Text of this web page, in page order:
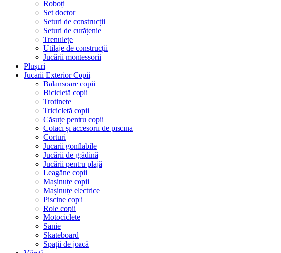
Roboți
Set doctor
Seturi de construcții
Seturi de curățenie
Trenulețe
Utilaje de construcții
Jucării montessorii
Plușuri
Jucarii Exterior Copii
Balansoare copii
Bicicletă copii
Trotinete
Tricicletă copii
Căsuțe pentru copii
Colaci și accesorii de piscină
Corturi
Jucarii gonflabile
Jucării de grădină
Jucării pentru plajă
Leagăne copii
Mașinuțe copii
Mașinuțe electrice
Piscine copii
Role copii
Motociclete
Sanie
Skateboard
Spații de joacă